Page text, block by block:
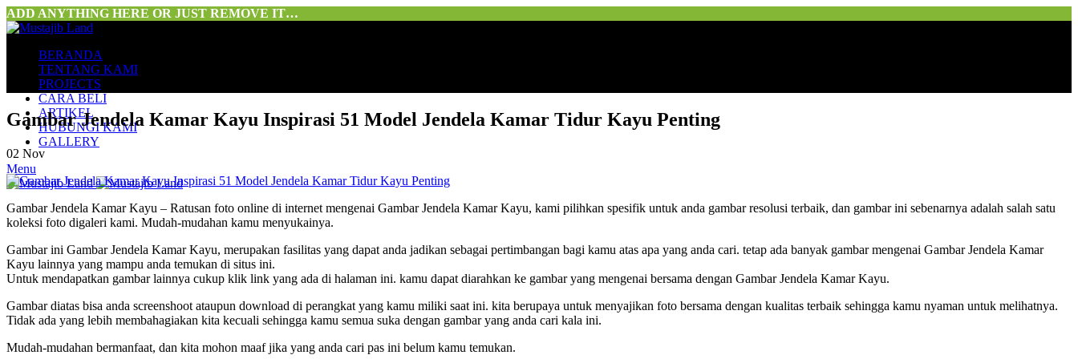
ADD ANYTHING HERE OR JUST REMOVE IT…
BERANDA
TENTANG KAMI
PROJECTS
CARA BELI
ARTIKEL
HUBUNGI KAMI
GALLERY
Menu
Gambar Jendela Kamar Kayu Inspirasi 51 Model Jendela Kamar Tidur Kayu Penting
02 Nov
Gambar Jendela Kamar Kayu – Ratusan foto online di internet mengenai Gambar Jendela Kamar Kayu, kami pilihkan spesifik untuk anda gambar resolusi terbaik, dan gambar ini sebenarnya adalah salah satu
koleksi foto digaleri kami. Mudah-mudahan kamu menyukainya.
Gambar ini Gambar Jendela Kamar Kayu, merupakan fasilitas yang dapat anda jadikan sebagai pertimbangan bagi kamu atas apa yang anda cari. tetap ada banyak gambar mengenai Gambar Jendela Kamar
Kayu lainnya yang mampu anda temukan di situs ini.
Untuk mendapatkan gambar lainnya cukup klik link yang ada di halaman ini. kamu dapat diarahkan ke gambar yang mengenai bersama dengan Gambar Jendela Kamar Kayu.
Gambar diatas bisa anda screenshoot ataupun download di perangkat yang kamu miliki saat ini. kita berupaya untuk menyajikan foto bersama dengan kualitas terbaik sehingga kamu nyaman untuk melihatnya.
Tidak ada yang lebih membahagiakan kita kecuali sehingga kamu semua suka dengan gambar yang anda cari kala ini.
Mudah-mudahan bermanfaat, dan kita mohon maaf jika yang anda cari pas ini belum kamu temukan.